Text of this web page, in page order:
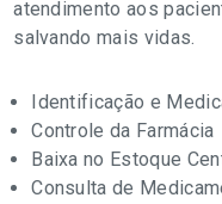
atendimento aos
salvando mais vidas.
Identificação e
Controle da Farmácia
Baixa no Estoque
Consulta de